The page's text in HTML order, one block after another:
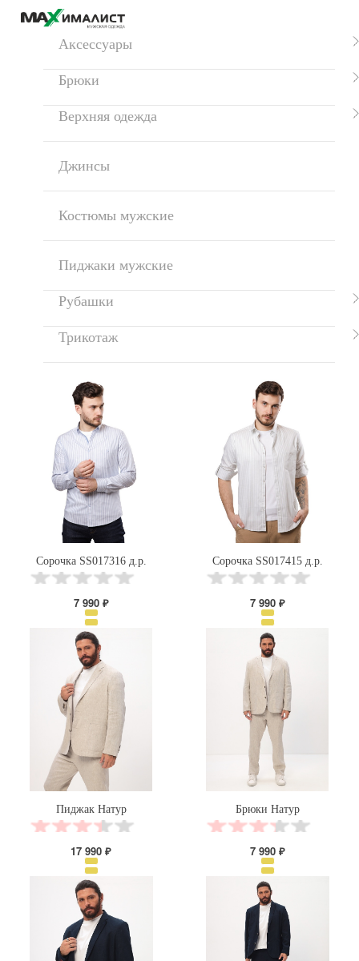
Аксессуары
Брюки
Верхняя одежда
Джинсы
Костюмы мужские
Пиджаки мужские
Рубашки
Трикотаж
Сорочка SS017316 д.р.
7 990 ₽
Сорочка SS017415 д.р.
7 990 ₽
Пиджак Натур
17 990 ₽
Брюки Натур
7 990 ₽